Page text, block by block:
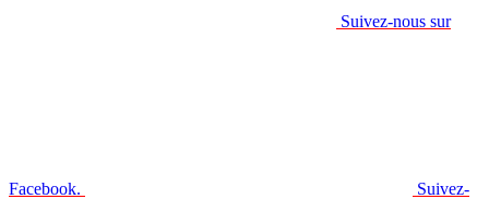
Suivez-nous sur
Facebook. Suivez-